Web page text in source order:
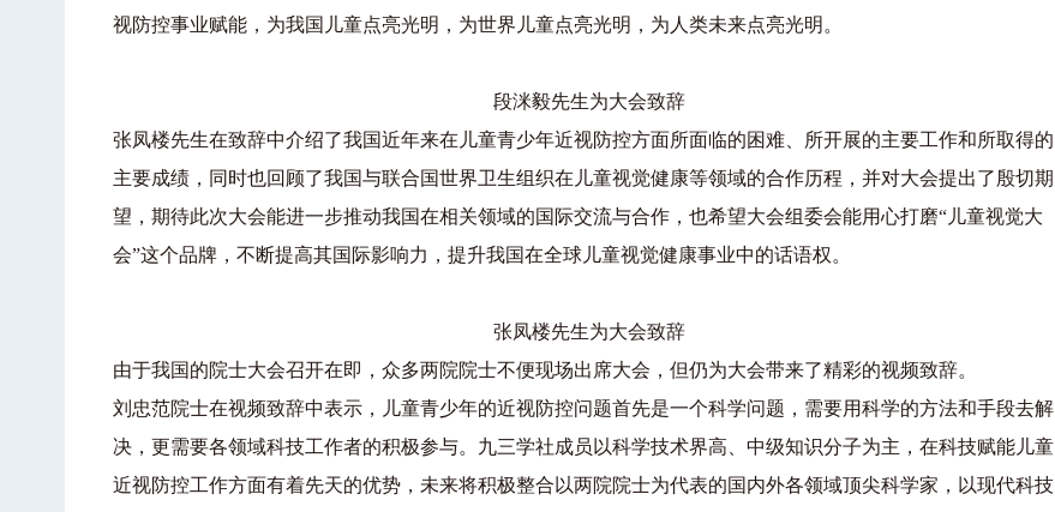
视防控事业赋能，为我国儿童点亮光明，为世界儿童点亮光明，为人类未来点亮光明。
段洣毅先生为大会致辞
张凤楼先生在致辞中介绍了我国近年来在儿童青少年近视防控方面所面临的困难、所开展的主要工作和所取得的
主要成绩，同时也回顾了我国与联合国世界卫生组织在儿童视觉健康等领域的合作历程，并对大会提出了殷切期
望，期待此次大会能进一步推动我国在相关领域的国际交流与合作，也希望大会组委会能用心打磨“儿童视觉大
会”这个品牌，不断提高其国际影响力，提升我国在全球儿童视觉健康事业中的话语权。
张凤楼先生为大会致辞
由于我国的院士大会召开在即，众多两院院士不便现场出席大会，但仍为大会带来了精彩的视频致辞。
刘忠范院士在视频致辞中表示，儿童青少年的近视防控问题首先是一个科学问题，需要用科学的方法和手段去解
决，更需要各领域科技工作者的积极参与。九三学社成员以科学技术界高、中级知识分子为主，在科技赋能儿童
近视防控工作方面有着先天的优势，未来将积极整合以两院院士为代表的国内外各领域顶尖科学家，以现代科技